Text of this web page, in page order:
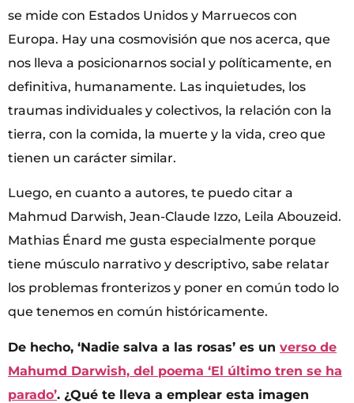
se mide con Estados Unidos y Marruecos con
Europa. Hay una cosmovisión que nos acerca, que
nos lleva a posicionarnos social y políticamente, en
definitiva, humanamente. Las inquietudes, los
traumas individuales y colectivos, la relación con la
tierra, con la comida, la muerte y la vida, creo que
tienen un carácter similar.
Luego, en cuanto a autores, te puedo citar a
Mahmud Darwish, Jean-Claude Izzo, Leila Abouzeid.
Mathias Énard me gusta especialmente porque
tiene músculo narrativo y descriptivo, sabe relatar
los problemas fronterizos y poner en común todo lo
que tenemos en común históricamente.
De hecho, ‘Nadie salva a las rosas’ es un verso de
Mahumd Darwish, del poema ‘El último tren se ha
parado’. ¿Qué te lleva a emplear esta imagen